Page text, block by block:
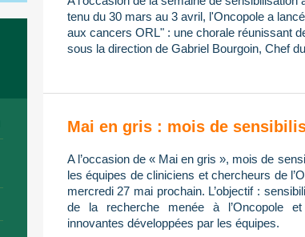
tenu du 30 mars au 3 avril, l'Oncopole a
aux cancers ORL" : une chorale réunissant
sous la direction de Gabriel Bourgoin, Chef
Mai en gris : mois de
A l’occasion de « Mai en gris », mois de
les équipes de cliniciens et chercheurs de
mercredi 27 mai prochain. L’objectif :
de la recherche menée à l’Oncopole
innovantes développées par les équipes.